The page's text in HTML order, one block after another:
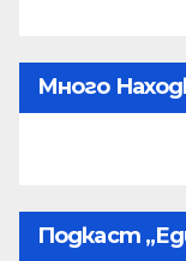
Много
Подкаст